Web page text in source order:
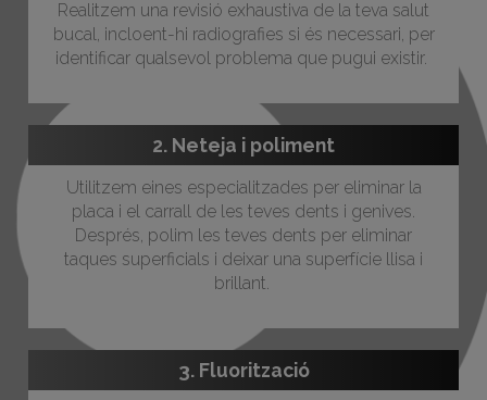
Realitzem una revisió exhaustiva de la teva salut
bucal, incloent-hi radiografies si és necessari, per
identificar qualsevol problema que pugui existir.
2. Neteja i poliment
Utilitzem eines especialitzades per eliminar la
placa i el carrall de les teves dents i genives.
Després, polim les teves dents per eliminar
taques superficials i deixar una superfície llisa i
brillant.
3. Fluorització